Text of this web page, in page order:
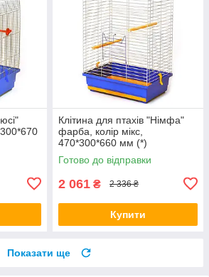
Клітина для птахів "Німфа"
фарба, колір мікс,
470*300*660 мм (*)
Готово до відправки
2 061 ₴ 2 336 ₴
Купити
Показати ще